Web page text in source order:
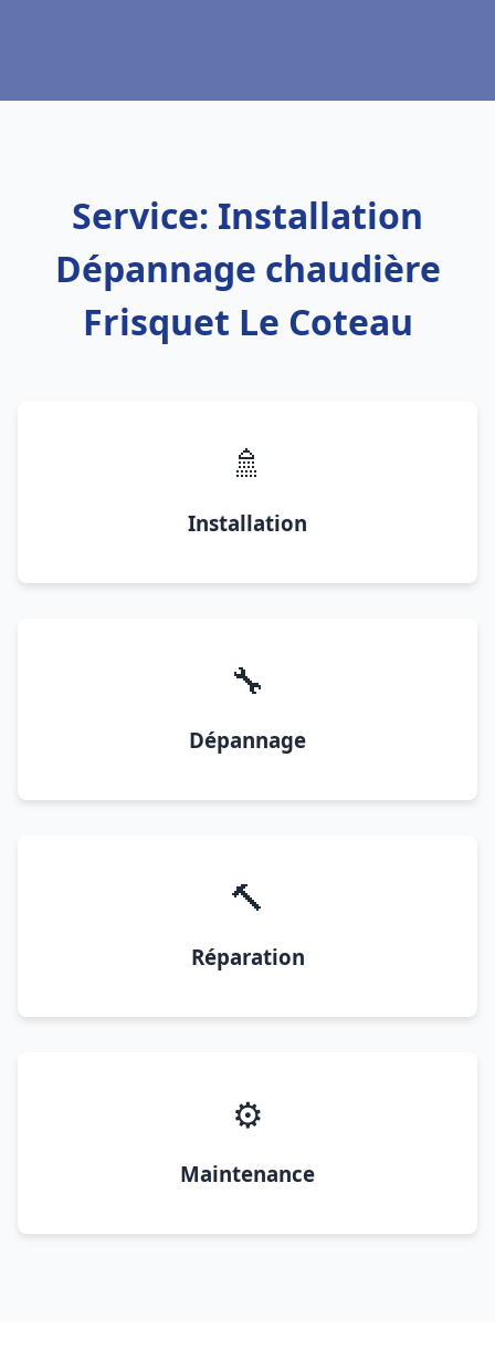
Service: Installation
Dépannage chaudière
Frisquet Le Coteau
🚿
Installation
🔧
Dépannage
🔨
Réparation
⚙️
Maintenance